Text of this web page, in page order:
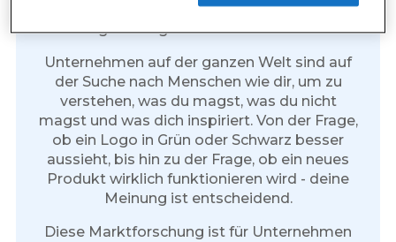
Noch nie war es einfacher, für
Meinungsumfragen bar bezahlt zu werden.
Unternehmen auf der ganzen Welt sind auf
der Suche nach Menschen wie dir, um zu
verstehen, was du magst, was du nicht
magst und was dich inspiriert. Von der Frage,
ob ein Logo in Grün oder Schwarz besser
aussieht, bis hin zu der Frage, ob ein neues
Produkt wirklich funktionieren wird - deine
Meinung ist entscheidend.
Diese Marktforschung ist für Unternehmen